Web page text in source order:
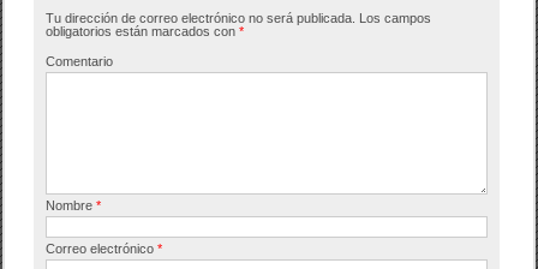
o
o
tir
Tu dirección de correo electrónico no será publicada. Los campos
obligatorios están marcados con*
Comentario
Nombre*
Correo electrónico*